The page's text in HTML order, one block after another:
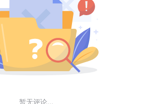
暂无评论...